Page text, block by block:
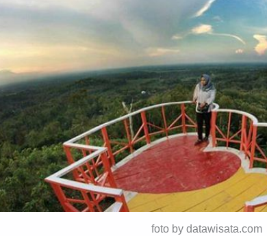
foto by datawisata.com